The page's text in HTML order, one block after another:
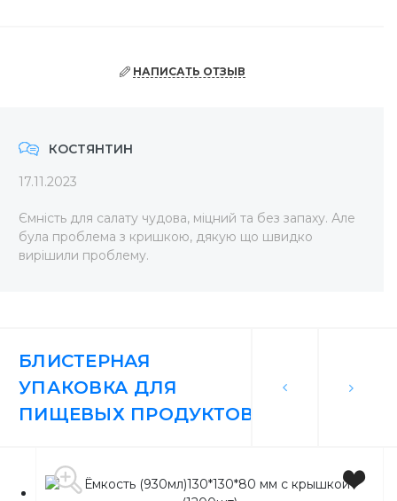
НАПИСАТЬ ОТЗЫВ
КОСТЯНТИН
17.11.2023
Ємність для салату чудова, міцний та без запаху. Але
була проблема з кришкою, дякую що швидко
вирішили проблему.
БЛИСТЕРНАЯ
УПАКОВКА ДЛЯ
ПИЩЕВЫХ ПРОДУКТОВ